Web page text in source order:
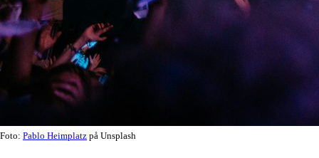
Foto: Pablo Heimplatz på Unsplash